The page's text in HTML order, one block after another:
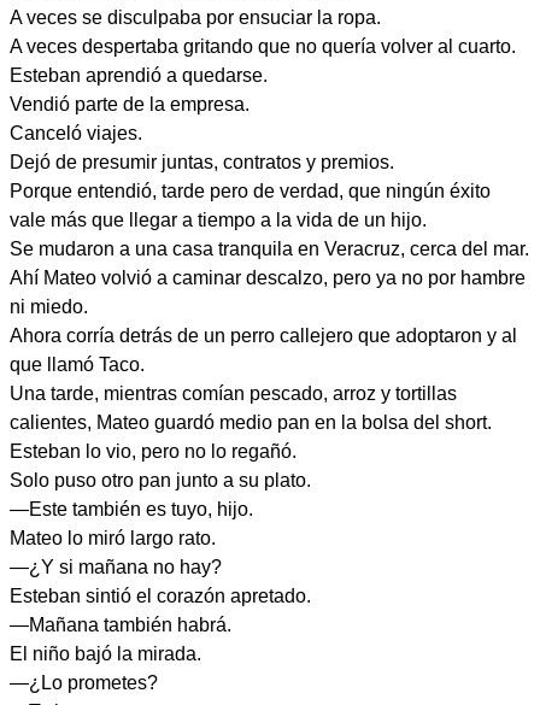
A veces se disculpaba por ensuciar la ropa.
A veces despertaba gritando que no quería volver al cuarto.
Esteban aprendió a quedarse.
Vendió parte de la empresa.
Canceló viajes.
Dejó de presumir juntas, contratos y premios.
Porque entendió, tarde pero de verdad, que ningún éxito
vale más que llegar a tiempo a la vida de un hijo.
Se mudaron a una casa tranquila en Veracruz, cerca del mar.
Ahí Mateo volvió a caminar descalzo, pero ya no por hambre
ni miedo.
Ahora corría detrás de un perro callejero que adoptaron y al
que llamó Taco.
Una tarde, mientras comían pescado, arroz y tortillas
calientes, Mateo guardó medio pan en la bolsa del short.
Esteban lo vio, pero no lo regañó.
Solo puso otro pan junto a su plato.
—Este también es tuyo, hijo.
Mateo lo miró largo rato.
—¿Y si mañana no hay?
Esteban sintió el corazón apretado.
—Mañana también habrá.
El niño bajó la mirada.
—¿Lo prometes?